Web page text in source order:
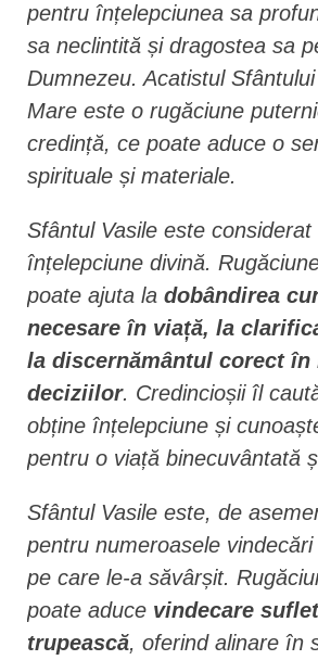
pentru înțelepciunea sa
sa neclintită și dragostea sa
Dumnezeu. Acatistul
Mare este o rugăciune
credință, ce poate aduce o
spirituale și materiale.
Sfântul Vasile este
înțelepciune divină.
poate ajuta la dobândirea
necesare în viață, la
la discernământul corect în
deciziilor. Credincioșii îl
obține înțelepciune și
pentru o viață binecuvântată
Sfântul Vasile este, de
pentru numeroasele
pe care le-a săvârșit.
poate aduce vindecare
trupească, oferind alinare în